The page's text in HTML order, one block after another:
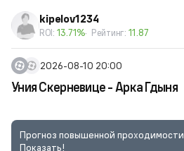
kipelov1234
ROI: 13.71% Рейтинг: 11.87
2026-08-10 20:00
Уния Скерневице - Арка Гдыня
Прогноз повышенной проходимости
Показать!